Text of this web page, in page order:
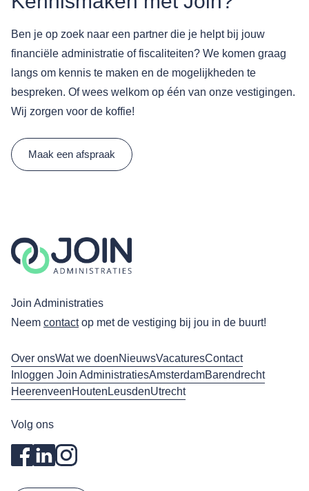
Ben je op zoek naar een partner die je helpt bij jouw
financiële administratie of fiscaliteiten? We komen graag
langs om kennis te maken en de mogelijkheden te
bespreken. Of wees welkom op één van onze vestigingen.
Wij zorgen voor de koffie!
Maak een afspraak
Join Administraties
Neem contactop met de vestiging bij jou in de buurt!
Over onsWat we doenNieuwsVacaturesContact
Inloggen Join AdministratiesAmsterdamBarendrecht
HeerenveenHouten LeusdenUtrecht
Volg ons